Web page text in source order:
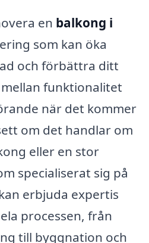
en balkong i
som kan öka
och förbättra ditt
funktionalitet
när det kommer
om det handlar om
eller en stor
specialiserat sig på
erbjuda expertis
processen, från
till byggnation och